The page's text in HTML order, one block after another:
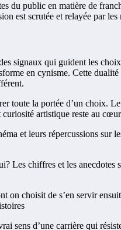
du public en matière de
est scrutée et relayée par les
signaux qui guident les
en cynisme. Cette
toute la portée d’un choix.
artistique reste au
et leurs répercussions sur
Les chiffres et les
on choisit de s’en servir
sens d’une carrière qui